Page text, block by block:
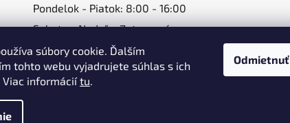
súbory cookie. Ďalším
tohto webu vyjadrujete súhlas s ich
Viac informáciítu.
Odmietnuť
Pondelok - Piatok: 8:00 - 16:00
Sobota - Nedeľa: Zatvorené